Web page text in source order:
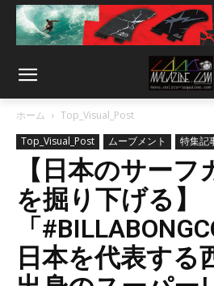
ホーム
Top_Visual_Post
Top_Visual_Post
ムーブメント 特集記
【日本のサー
を掘り下げる】
「
日本を代表する